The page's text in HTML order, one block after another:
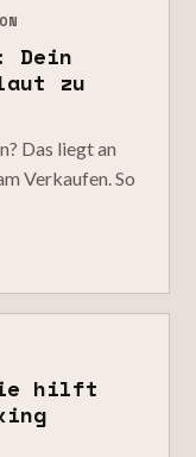
Dein
zu
Das liegt an
Verkaufen. So
hilft